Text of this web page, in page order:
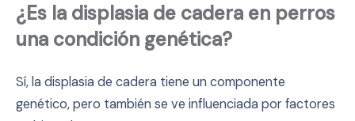
¿Es la displasia de cadera en perros
una condición genética?
Sí, la displasia de cadera tiene un componente
genético, pero también se ve influenciada por factores